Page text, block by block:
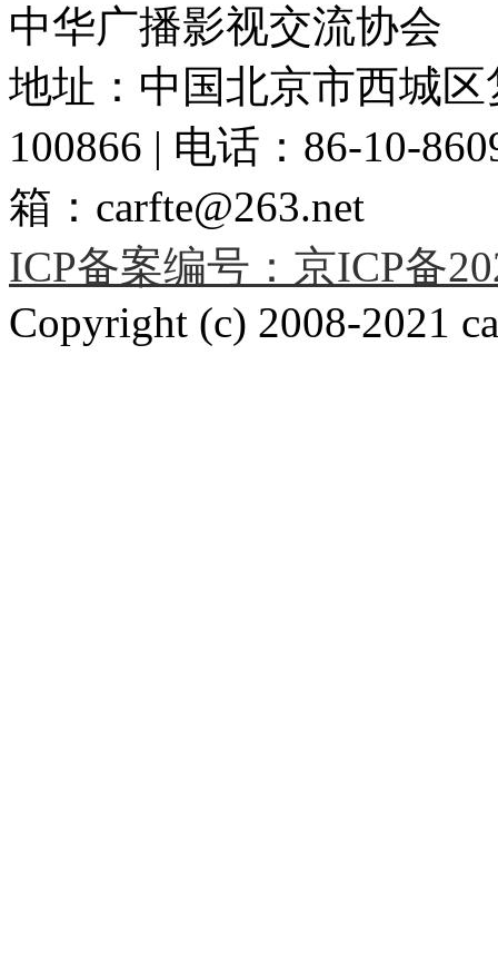
中华广播影视交流协会
地址：中国北京市西城
100866 | 电话：86-10-
箱：carfte@263.net
ICP备案编号：京ICP备
Copyright (c) 2008-2021